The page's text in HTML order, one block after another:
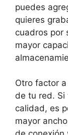
puedes
quieres
cuadros por
mayor
Otro factor
de tu red. Si
calidad, es
mayor